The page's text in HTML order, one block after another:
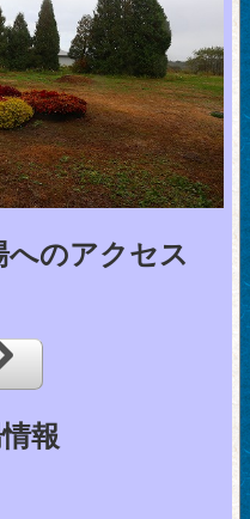
へのアクセス
報